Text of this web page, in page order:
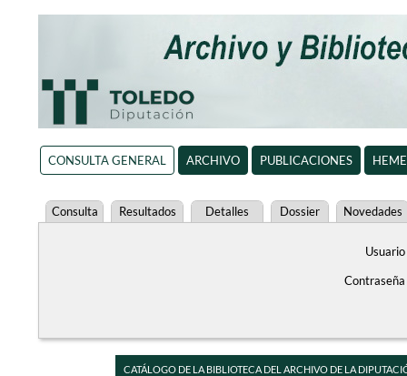
CONSULTA GENERAL ARCHIVO PUBLICACIONES
Consulta Resultados Detalles Dossier Novedades
Usuario
Contraseña
CATÁLOGO DE LA BIBLIOTECA DEL ARCHIVO DE LA